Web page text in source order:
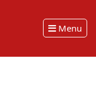
Menu